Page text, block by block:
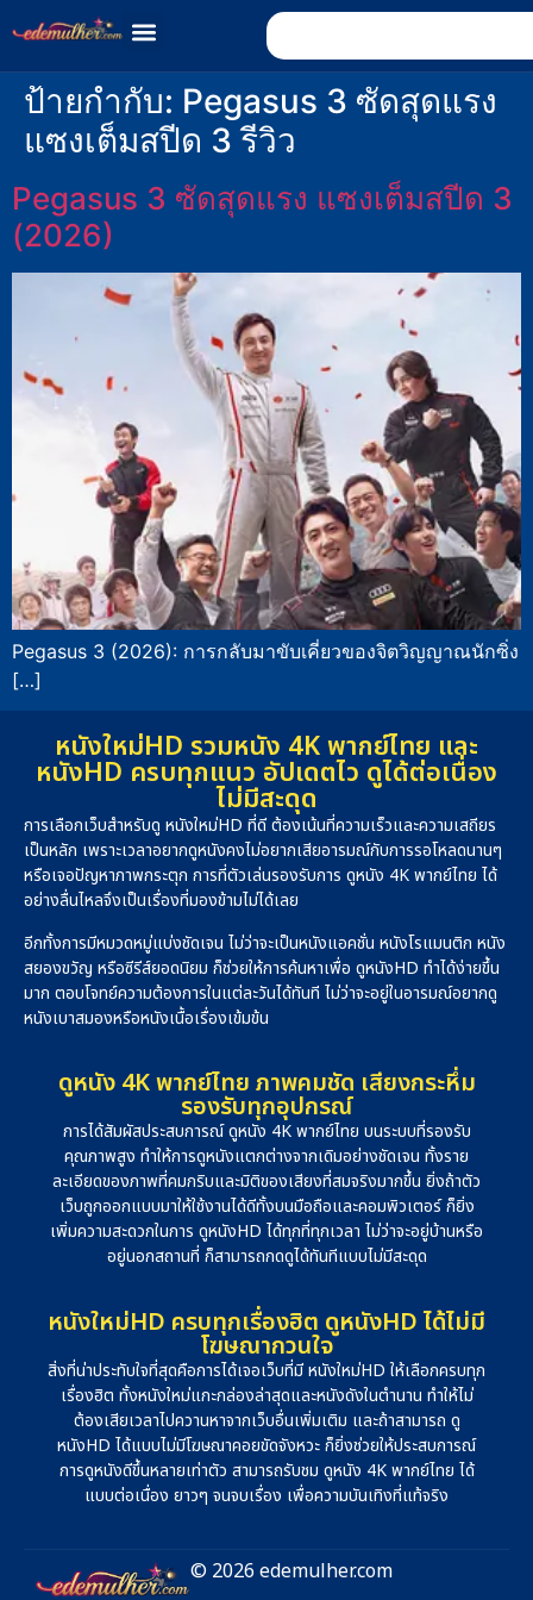
ป้ายกำกับ: Pegasus 3 ซัดสุดแรง
แซงเต็มสปีด 3 รีวิว
Pegasus 3 ซัดสุดแรง แซงเต็มสปีด 3
(2026)
Pegasus 3 (2026): การกลับมาขับเคี่ยวของจิตวิญญาณนักซิ่ง
[…]
หนังใหม่HD รวมหนัง 4K พากย์ไทย และ
หนังHD ครบทุกแนว อัปเดตไว ดูได้ต่อเนื่อง
ไม่มีสะดุด
การเลือกเว็บสำหรับดู หนังใหม่HD ที่ดี ต้องเน้นที่ความเร็วและความเสถียร
เป็นหลัก เพราะเวลาอยากดูหนังคงไม่อยากเสียอารมณ์กับการรอโหลดนานๆ
หรือเจอปัญหาภาพกระตุก การที่ตัวเล่นรองรับการ ดูหนัง 4K พากย์ไทย ได้
อย่างลื่นไหลจึงเป็นเรื่องที่มองข้ามไม่ได้เลย
อีกทั้งการมีหมวดหมู่แบ่งชัดเจน ไม่ว่าจะเป็นหนังแอคชั่น หนังโรแมนติก หนัง
สยองขวัญ หรือซีรีส์ยอดนิยม ก็ช่วยให้การค้นหาเพื่อ ดูหนังHD ทำได้ง่ายขึ้น
มาก ตอบโจทย์ความต้องการในแต่ละวันได้ทันที ไม่ว่าจะอยู่ในอารมณ์อยากดู
หนังเบาสมองหรือหนังเนื้อเรื่องเข้มข้น
ดูหนัง 4K พากย์ไทย ภาพคมชัด เสียงกระหึ่ม
รองรับทุกอุปกรณ์
การได้สัมผัสประสบการณ์ ดูหนัง 4K พากย์ไทย บนระบบที่รองรับ
คุณภาพสูง ทำให้การดูหนังแตกต่างจากเดิมอย่างชัดเจน ทั้งราย
ละเอียดของภาพที่คมกริบและมิติของเสียงที่สมจริงมากขึ้น ยิ่งถ้าตัว
เว็บถูกออกแบบมาให้ใช้งานได้ดีทั้งบนมือถือและคอมพิวเตอร์ ก็ยิ่ง
เพิ่มความสะดวกในการ ดูหนังHD ได้ทุกที่ทุกเวลา ไม่ว่าจะอยู่บ้านหรือ
อยู่นอกสถานที่ ก็สามารถกดดูได้ทันทีแบบไม่มีสะดุด
หนังใหม่HD ครบทุกเรื่องฮิต ดูหนังHD ได้ไม่มี
โฆษณากวนใจ
สิ่งที่น่าประทับใจที่สุดคือการได้เจอเว็บที่มี หนังใหม่HD ให้เลือกครบทุก
เรื่องฮิต ทั้งหนังใหม่แกะกล่องล่าสุดและหนังดังในตำนาน ทำให้ไม่
ต้องเสียเวลาไปควานหาจากเว็บอื่นเพิ่มเติม และถ้าสามารถ ดู
หนังHD ได้แบบไม่มีโฆษณาคอยขัดจังหวะ ก็ยิ่งช่วยให้ประสบการณ์
การดูหนังดีขึ้นหลายเท่าตัว สามารถรับชม ดูหนัง 4K พากย์ไทย ได้
แบบต่อเนื่อง ยาวๆ จนจบเรื่อง เพื่อความบันเทิงที่แท้จริง
© 2026 edemulher.com